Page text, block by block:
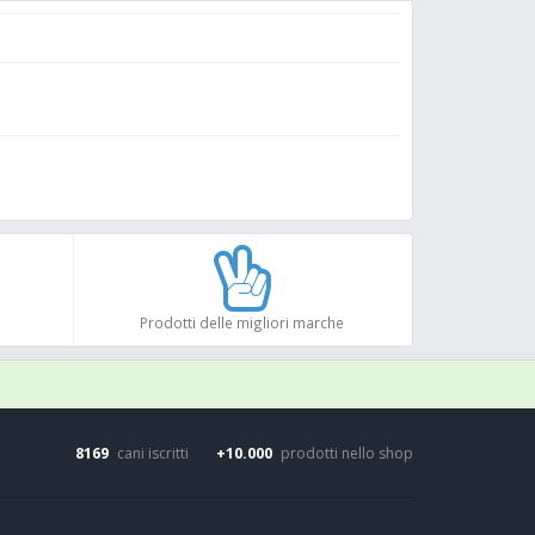
del collare.
cui era stato applicato il collare durante tutto il
fino allo svezzamento.
possono osservare i seguenti sintomi:
antidoti specifici.
DEL PRODOTTO NON UTILIZZATO O
Prodotti delle migliori marche
8169 cani iscritti +10.000 prodotti nello shop